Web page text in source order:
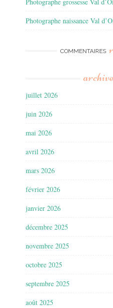
Photographe naissance Val
COMMENTAIRES
juillet 2026
juin 2026
mai 2026
avril 2026
mars 2026
février 2026
janvier 2026
décembre 2025
novembre 2025
octobre 2025
septembre 2025
août 2025